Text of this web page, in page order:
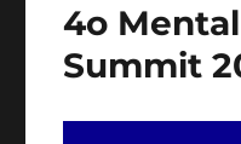
4o
Summit